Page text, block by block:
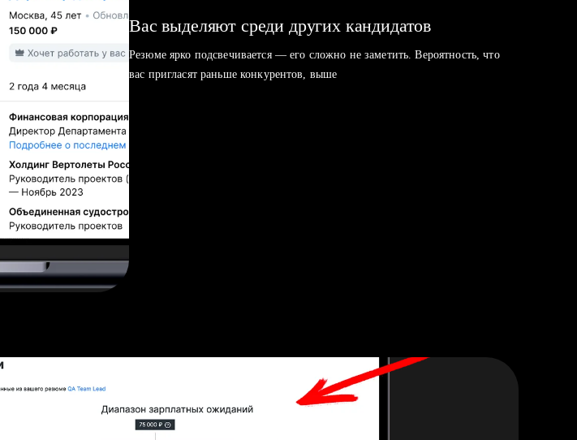
Вас выделяют среди других кандидатов
Резюме ярко подсвечивается — его сложно не заметить. Вероятность, что
вас пригласят раньше конкурентов, выше